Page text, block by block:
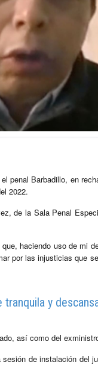
penal Barbadillo, en
2022.
de la Sala Penal
haciendo uso de mi
por las injusticias que
y
así como del
de instalación del